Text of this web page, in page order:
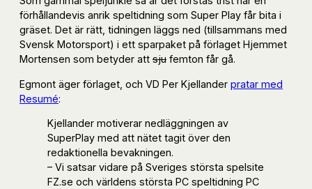
förhållandevis anrik speltidning som Super Play får bita i
gräset. Det är rätt, tidningen läggs ned (tillsammans med
Svensk Motorsport) i ett sparpaket på förlaget Hjemmet
Mortensen som betyder att sju femton får gå.
Egmont äger förlaget, och VD Per Kjellander pratar med
Resumé:
Kjellander motiverar nedläggningen av
SuperPlay med att nätet tagit över den
redaktionella bevakningen.
– Vi satsar vidare på Sveriges största spelsite
FZ.se och världens största PC speltidning PC